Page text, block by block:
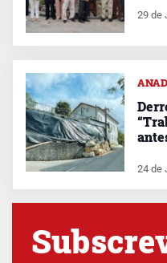
29 de
24 de